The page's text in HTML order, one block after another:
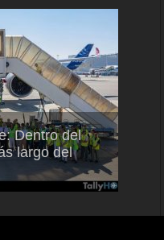
Dentro del
largo del